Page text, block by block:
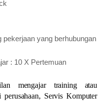
yang berhubungan
: 10 X Pertemuan
mengajar training atau
Servis Komputer